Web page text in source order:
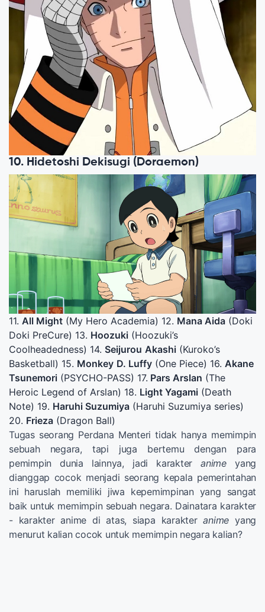
10. Hidetoshi Dekisugi (Doraemon)
11. All Might (My Hero Academia) 12. Mana Aida (Doki
Doki PreCure) 13. Hoozuki (Hoozuki’s
Coolheadedness) 14. Seijurou Akashi (Kuroko’s
Basketball) 15. Monkey D. Luffy (One Piece) 16. Akane
Tsunemori (PSYCHO-PASS) 17. Pars Arslan (The
Heroic Legend of Arslan) 18. Light Yagami (Death
Note) 19. Haruhi Suzumiya (Haruhi Suzumiya series)
20. Frieza (Dragon Ball)
Tugas seorang Perdana Menteri tidak hanya memimpin
sebuah negara, tapi juga bertemu dengan para
pemimpin dunia lainnya, jadi karakteranimeyang
dianggap cocok menjadi seorang kepala pemerintahan
ini haruslah memiliki jiwa kepemimpinan yang sangat
baik untuk memimpin sebuah negara. Dainatara karakter
- karakter anime di atas, siapa karakteranime yang
menurut kalian cocok untuk memimpin negara kalian?